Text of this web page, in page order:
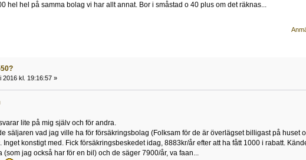
hel hel på samma bolag vi har allt annat. Bor i småstad o 40 plus om det räknas...
2016 kl. 19:16:57 »
lite på mig själv och för andra.
säljaren vad jag ville ha för försäkringsbolag (Folksam för de är överlägset billigast på huset
konstigt med. Fick försäkringsbeskedet idag, 8883kr/år efter att ha fått 1000 i rabatt.
jag också har för en bil) och de säger 7900/år, va faan...